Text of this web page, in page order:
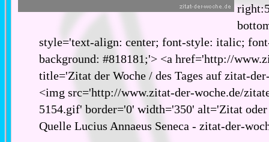
style='text-align: center; font-style: italic;
background: #818181;'> <a href='http://
title='Zitat der Woche / des Tages auf zitat-
<img src='http://www.zitat-der-woche.de/
5154.gif' border='0' width='350' alt='Zitat
Quelle Lucius Annaeus Seneca - zitat-der-